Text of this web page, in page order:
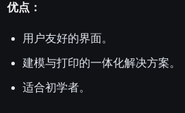
优点：
用户友好的界面。
建模与打印的一体化解决方案。
适合初学者。